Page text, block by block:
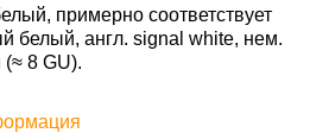
примерно соответствует
белый, англ. signal white, нем.
8 GU).